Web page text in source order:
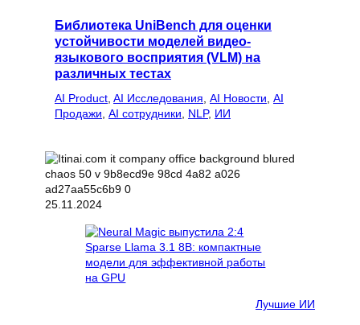
Библиотека UniBench для оценки
устойчивости моделей видео-
языкового восприятия (VLM) на
различных тестах
AI Product AI Исследования AI Новости AI
Продажи AI сотрудники NLP, ИИ
25.11.2024
Лучшие ИИ